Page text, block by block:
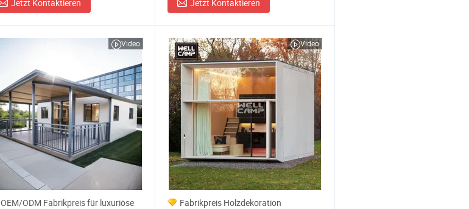
Jetzt Kontaktieren Jetzt Kontaktieren
Video
OEM/ODM Fabrikpreis für luxuriöse
Video
Fabrikpreis Holzdekoration